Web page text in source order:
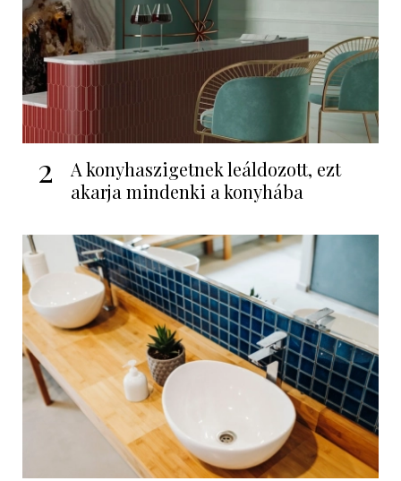
2
A konyhaszigetnek leáldozott, ezt
akarja mindenki a konyhába